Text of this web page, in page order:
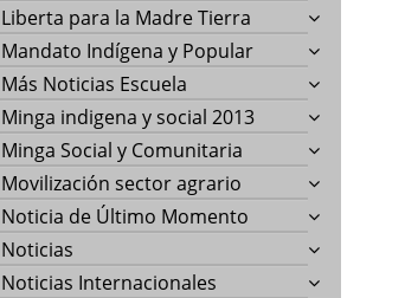
Liberta para la Madre Tierra
Mandato Indígena y Popular
Más Noticias Escuela
Minga indigena y social 2013
Minga Social y Comunitaria
Movilización sector agrario
Noticia de Último Momento
Noticias
Noticias Internacionales